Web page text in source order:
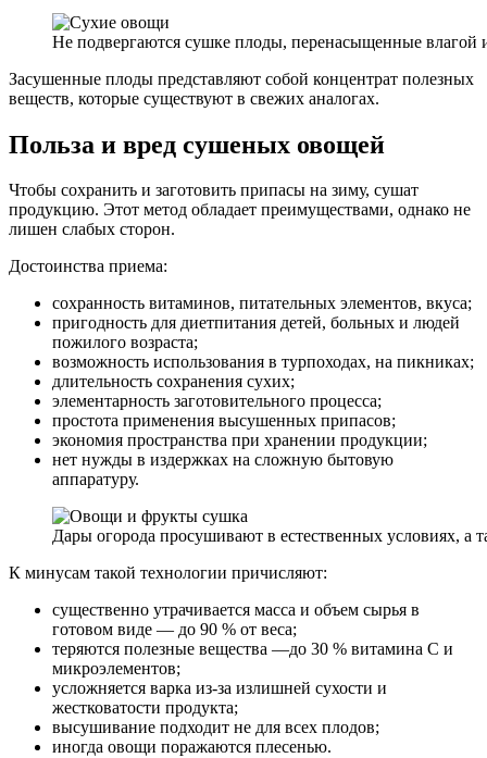
Не подвергаются сушке плоды, перенасыщенные влагой
Засушенные плоды представляют собой концентрат полезных
веществ, которые существуют в свежих аналогах.
Польза и вред сушеных овощей
Чтобы сохранить и заготовить припасы на зиму, сушат
продукцию. Этот метод обладает преимуществами, однако не
лишен слабых сторон.
Достоинства приема:
сохранность витаминов, питательных элементов, вкуса;
пригодность для диетпитания детей, больных и людей
пожилого возраста;
возможность использования в турпоходах, на пикниках;
длительность сохранения сухих;
элементарность заготовительного процесса;
простота применения высушенных припасов;
экономия пространства при хранении продукции;
нет нужды в издержках на сложную бытовую
аппаратуру.
Дары огорода просушивают в естественных условиях, а
К минусам такой технологии причисляют:
существенно утрачивается масса и объем сырья в
готовом виде — до 90 % от веса;
теряются полезные вещества —до 30 % витамина С и
микроэлементов;
усложняется варка из-за излишней сухости и
жестковатости продукта;
высушивание подходит не для всех плодов;
иногда овощи поражаются плесенью.